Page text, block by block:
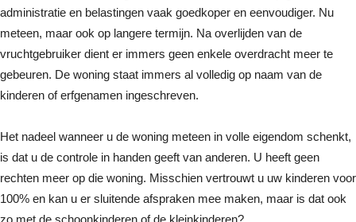
administratie en belastingen vaak goedkoper en eenvoudiger. Nu
meteen, maar ook op langere termijn. Na overlijden van de
vruchtgebruiker dient er immers geen enkele overdracht meer te
gebeuren. De woning staat immers al volledig op naam van de
kinderen of erfgenamen ingeschreven.
Het nadeel wanneer u de woning meteen in volle eigendom schenkt,
is dat u de controle in handen geeft van anderen. U heeft geen
rechten meer op die woning. Misschien vertrouwt u uw kinderen voor
100% en kan u er sluitende afspraken mee maken, maar is dat ook